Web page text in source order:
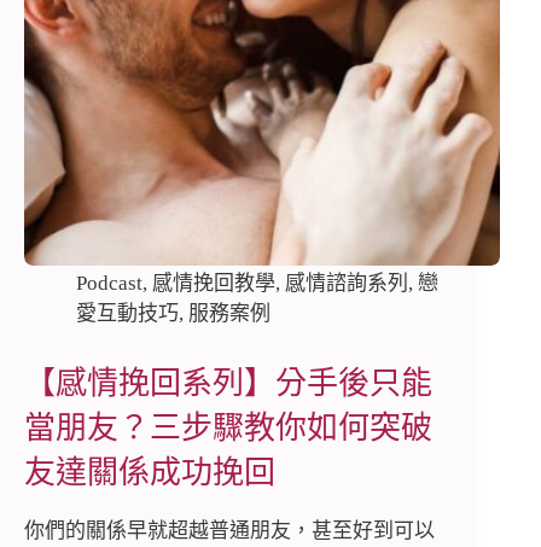
Podcast, 感情挽回教學, 感情諮詢系列 , 戀
愛互動技巧, 服務案例
【感情挽回系列】分手後只能
當朋友？三步驟教你如何突破
友達關係成功挽回
你們的關係早就超越普通朋友，甚至好到可以